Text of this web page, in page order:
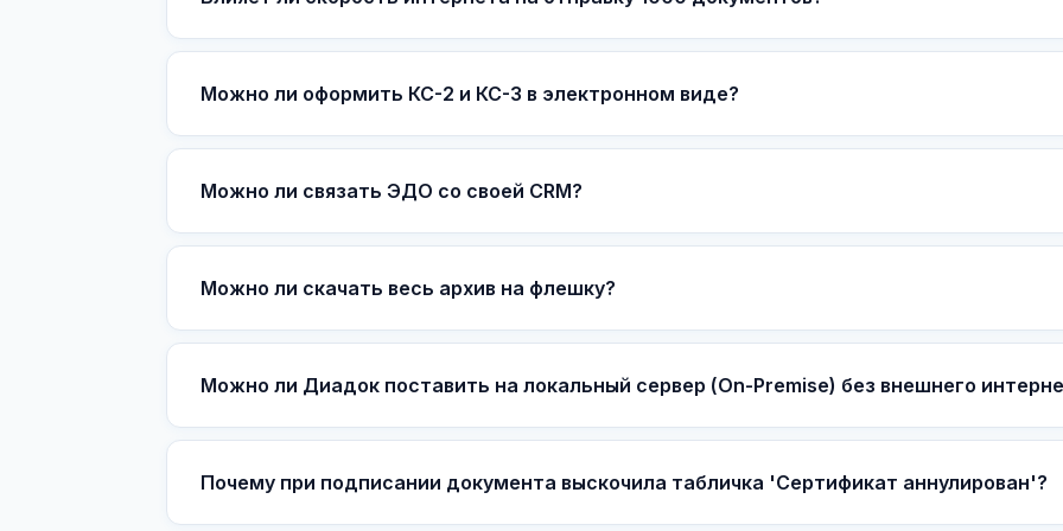
Можно ли оформить КС-2 и КС-3 в электронном виде?
Можно ли связать ЭДО со своей CRM?
Можно ли скачать весь архив на флешку?
Можно ли Диадок поставить на локальный сервер (On-Premise) без внешнего
Почему при подписании документа выскочила табличка 'Сертификат аннулирован'?